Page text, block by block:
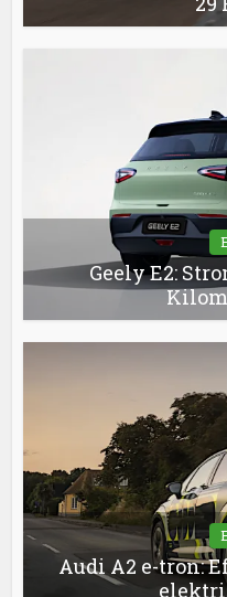
Geely E2:
Audi A2 e-tron: